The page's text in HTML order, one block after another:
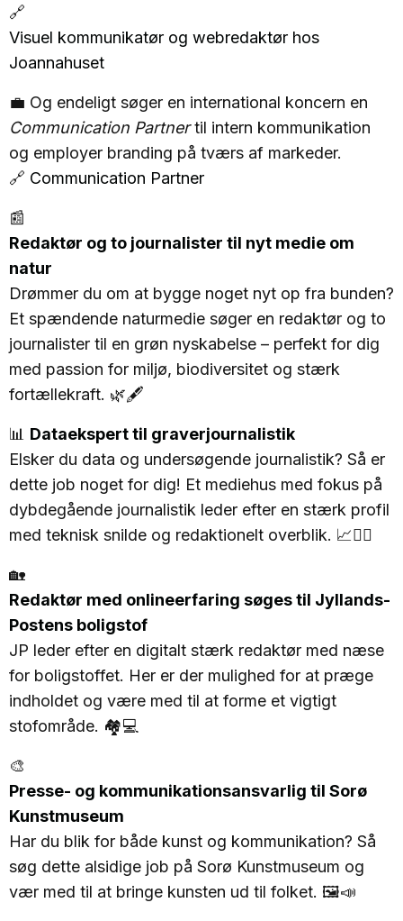
🔗
Visuel kommunikatør og webredaktør hos
Joannahuset
💼 Og endeligt søger en international koncern en
Communication Partnertil intern kommunikation
og employer branding på tværs af markeder.
🔗 Communication Partner
📰
Redaktør og to journalister til nyt medie om
natur
Drømmer du om at bygge noget nyt op fra bunden?
Et spændende naturmedie søger en redaktør og to
journalister til en grøn nyskabelse – perfekt for dig
med passion for miljø, biodiversitet og stærk
fortællekraft. 🌿🖋️
📊 Dataekspert til graverjournalistik
Elsker du data og undersøgende journalistik? Så er
dette job noget for dig! Et mediehus med fokus på
dybdegående journalistik leder efter en stærk profil
med teknisk snilde og redaktionelt overblik. 📈🕵️‍♀️
🏡
Redaktør med onlineerfaring søges til Jyllands-
Postens boligstof
JP leder efter en digitalt stærk redaktør med næse
for boligstoffet. Her er der mulighed for at præge
indholdet og være med til at forme et vigtigt
stofområde. 🏘️💻
🎨
Presse- og kommunikationsansvarlig til Sorø
Kunstmuseum
Har du blik for både kunst og kommunikation? Så
søg dette alsidige job på Sorø Kunstmuseum og
vær med til at bringe kunsten ud til folket. 🖼️📣